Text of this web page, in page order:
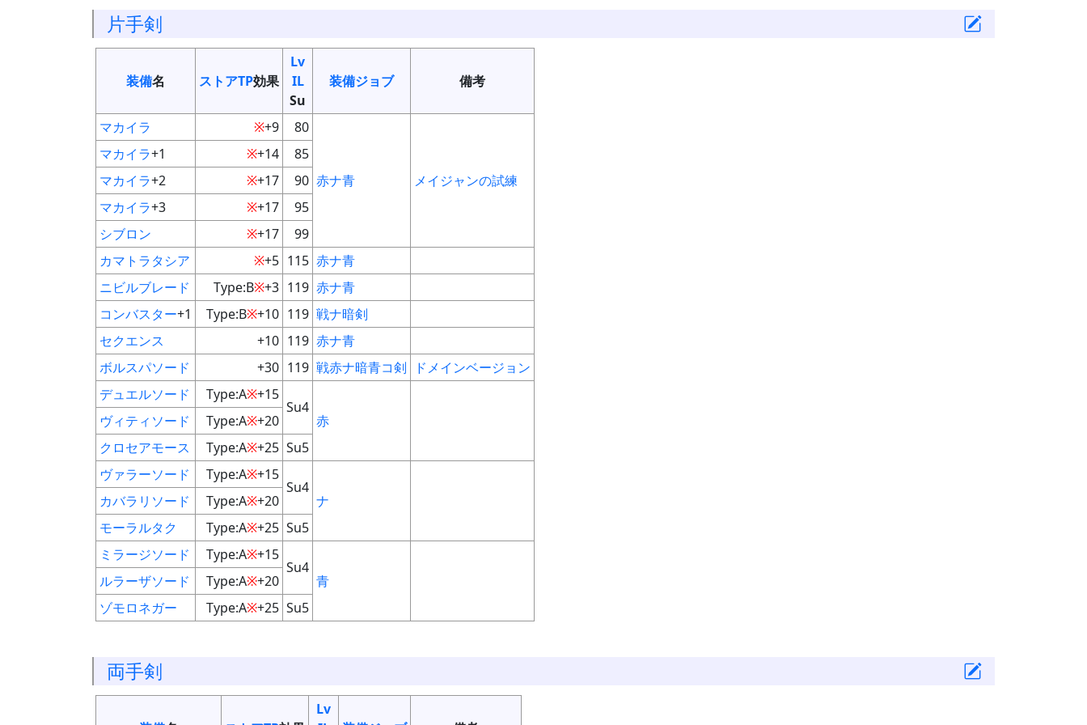
片手剣
装備名 ストアTP効果
Lv
IL
Su
装備ジョブ 備考
マカイラ ※+9 80
赤ナ青 メイジャンの試練
マカイラ+1 ※+14
85
マカイラ+2 ※+17
90
マカイラ+3 ※+17
95
シブロン
※+17
99
カマトラタシア
※+5 115 赤ナ青
ニビルブレード
Type:B※+3 119 赤ナ青
コンバスター+1 Type:B※+10 119 戦ナ暗剣
セクエンス
+10 119 赤ナ青
ボルスパソード
+30 119 戦赤ナ暗青コ剣
ドメインベージョン
デュエルソード
Type:A※+15
Su4
赤
ヴィティソード Type:A※+20
クロセアモース
Type:A※+25 Su5
ヴァラーソード
Type:A※+15
Su4
ナ
カバラリソード Type:A※+20
モーラルタク
Type:A※+25 Su5
ミラージソード
Type:A※+15
Su4
青
ルラーザソード Type:A※+20
ゾモロネガー
Type:A※+25 Su5
両手剣
Lv